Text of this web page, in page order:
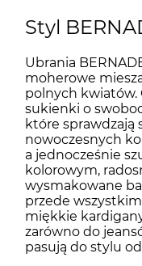
Styl
Ubrania
moherowe
polnych kwiatów.
sukienki o
które sprawdzają
nowoczesnych
a jednocześnie
kolorowym,
wysmakowane
przede
miękkie
zarówno do
pasują do stylu